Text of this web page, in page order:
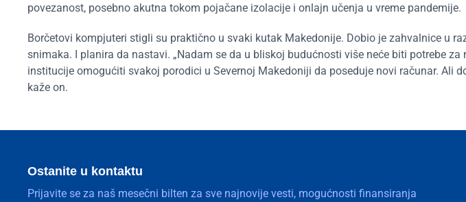
povezanost, posebno akutna tokom pojačane izolacije i onlajn učenja u vreme pandemije.
Borčetovi kompjuteri stigli su praktično u svaki kutak Makedonije. Dobio je zahvalnice u
snimaka. I planira da nastavi. „Nadam se da u bliskoj budućnosti više neće biti potrebe
institucije omogućiti svakoj porodici u Severnoj Makedoniji da poseduje novi računar. Ali
kaže on.
Ostanite u kontaktu
Prijavite se za naš mesečni bilten za sve najnovije vesti, mogućnosti finansiranja